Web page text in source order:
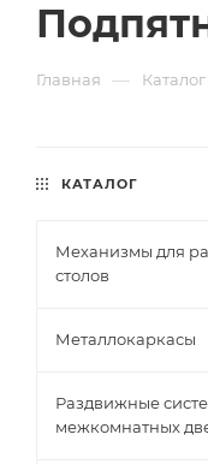
Главная — Каталог
КАТАЛОГ
Механизмы для
столов
Металлокаркасы
Раздвижные
межкомнатных